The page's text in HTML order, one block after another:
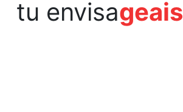
tu envisageais